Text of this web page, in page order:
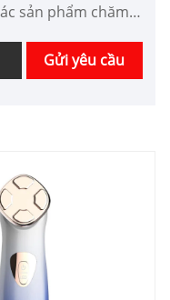
sản phẩm chăm
nhiều năm.
được tùy chỉnh
hợp tác với
Gửi yêu cầu